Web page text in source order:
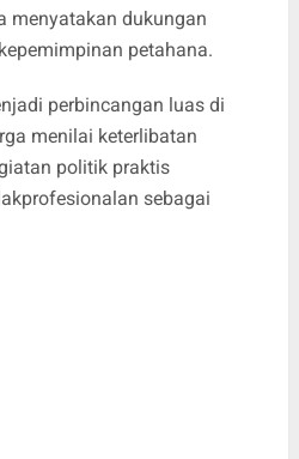
menyatakan dukungan
petahana.
perbincangan luas di
menilai keterlibatan
politik praktis
sebagai